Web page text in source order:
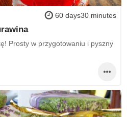
60 days30 minutes
Prosty w przygotowaniu i pyszny